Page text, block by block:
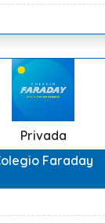
Privada
Faraday